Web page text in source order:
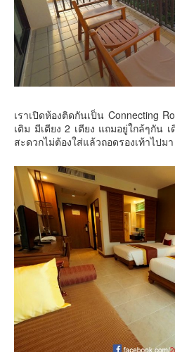
เราเปิดห้องติดกันเป็น Connecting
เติม มีเตียง 2 เตียง แถมอยู่ใกล้ๆกัน
สะดวกไม่ต้องใส่แล้วถอดรองเท้าไปมา